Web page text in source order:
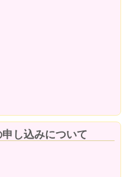
し込みについて